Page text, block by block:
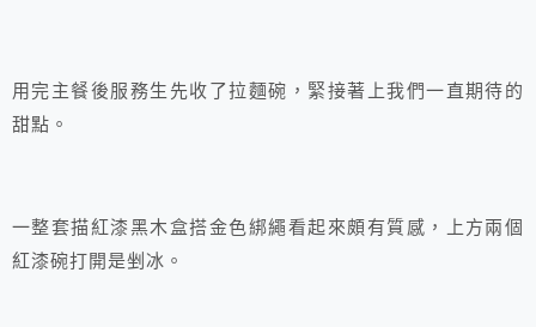
用完主餐後服務生先收了拉麵碗，緊接著上我們一直期待的
甜點。
一整套描紅漆黑木盒搭金色綁繩看起來頗有質感，上方兩個
紅漆碗打開是剉冰。